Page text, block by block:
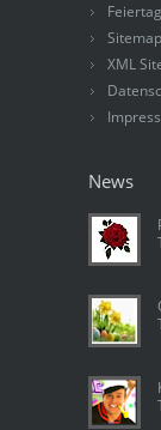
Sitemap
XML
News